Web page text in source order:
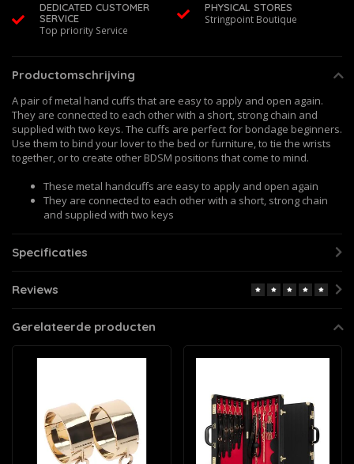
DEDICATED CUSTOMER
SERVICE
Top priority Service
PHYSICAL STORES
Stringpoint Boutique
Productomschrijving
A pair of metal hand cuffs that are easy to apply and open again.
They are connected to each other with a short, strong chain and
supplied with two keys. The cuffs are perfect for bondage beginners.
Use them to bind your lover to the bed or furniture, to tie the wrists
together, or to create other BDSM positions that come to mind.
These metal handcuffs are easy to apply and open again
They are connected to each other with a short, strong chain
and supplied with two keys
Specificaties
Reviews
Gerelateerde producten